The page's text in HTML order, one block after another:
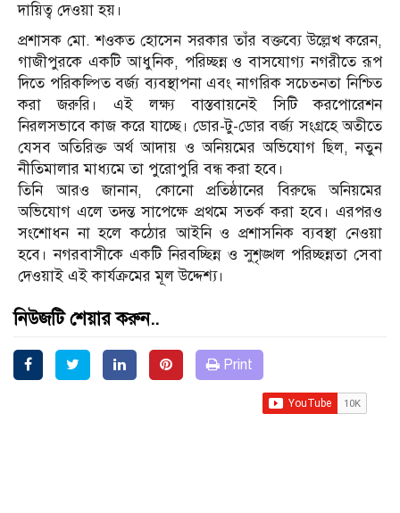
দায়িত্ব দেওয়া হয়।
​প্রশাসক মো. শওকত হোসেন সরকার তাঁর বক্তব্যে উল্লেখ করেন,
গাজীপুরকে একটি আধুনিক, পরিচ্ছন্ন ও বাসযোগ্য নগরীতে রূপ
দিতে পরিকল্পিত বর্জ্য ব্যবস্থাপনা এবং নাগরিক সচেতনতা নিশ্চিত
করা জরুরি। এই লক্ষ্য বাস্তবায়নেই সিটি করপোরেশন
নিরলসভাবে কাজ করে যাচ্ছে। ডোর-টু-ডোর বর্জ্য সংগ্রহে অতীতে
যেসব অতিরিক্ত অর্থ আদায় ও অনিয়মের অভিযোগ ছিল, নতুন
নীতিমালার মাধ্যমে তা পুরোপুরি বন্ধ করা হবে।
​তিনি আরও জানান, কোনো প্রতিষ্ঠানের বিরুদ্ধে অনিয়মের
অভিযোগ এলে তদন্ত সাপেক্ষে প্রথমে সতর্ক করা হবে। এরপরও
সংশোধন না হলে কঠোর আইনি ও প্রশাসনিক ব্যবস্থা নেওয়া
হবে। নগরবাসীকে একটি নিরবচ্ছিন্ন ও সুশৃঙ্খল পরিচ্ছন্নতা সেবা
দেওয়াই এই কার্যক্রমের মূল উদ্দেশ্য।
নিউজটি শেয়ার করুন..
Print